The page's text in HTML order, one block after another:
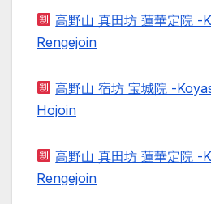
高野山 真田坊 蓮華定院 -
Rengejoin
高野山 宿坊 宝城院 -
Hojoin
高野山 真田坊 蓮華定院 -
Rengejoin